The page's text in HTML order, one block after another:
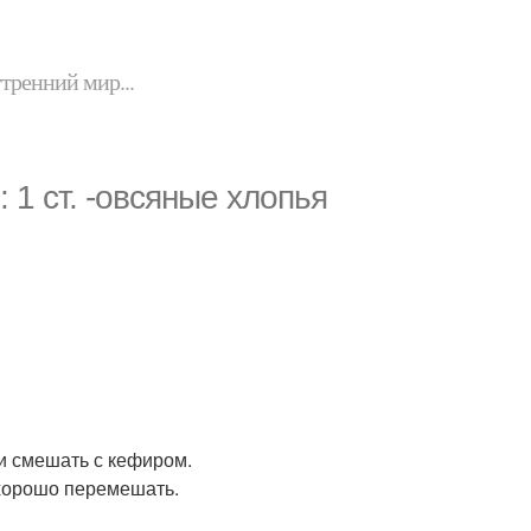
мир...
ст. -овсяные хлопья
смешать с кефиром.
перемешать.